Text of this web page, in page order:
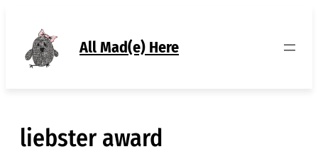
contenu
All Mad(e) Here
liebster award